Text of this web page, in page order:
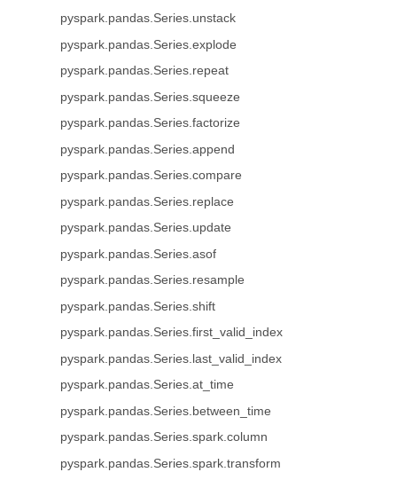
pyspark.pandas.Series.unstack
pyspark.pandas.Series.explode
pyspark.pandas.Series.repeat
pyspark.pandas.Series.squeeze
pyspark.pandas.Series.factorize
pyspark.pandas.Series.append
pyspark.pandas.Series.compare
pyspark.pandas.Series.replace
pyspark.pandas.Series.update
pyspark.pandas.Series.asof
pyspark.pandas.Series.resample
pyspark.pandas.Series.shift
pyspark.pandas.Series.first_valid_index
pyspark.pandas.Series.last_valid_index
pyspark.pandas.Series.at_time
pyspark.pandas.Series.between_time
pyspark.pandas.Series.spark.column
pyspark.pandas.Series.spark.transform